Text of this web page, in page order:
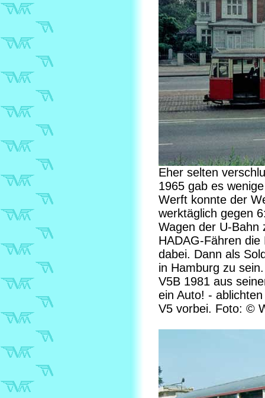
Eher selten
1965 gab es
Werft konnte der
werktäglich gegen
Wagen der U-Bahn
HADAG-Fähren
dabei. Dann als
in Hamburg zu
V5B 1981 aus
ein Auto! -
V5 vorbei. Foto: ©